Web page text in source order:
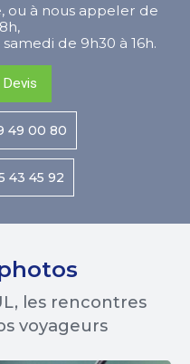
ou à nous appeler de
de 9h30 à 16h.
49 00 80
43 45 92
les rencontres
voyageurs